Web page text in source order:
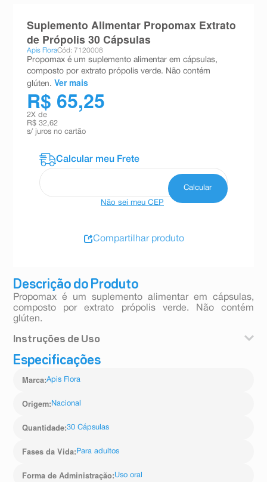
Descrição do Produto
Propomax é um suplemento alimentar em cápsulas,
composto por extrato própolis verde. Não contém
glúten.
Instruções de Uso
Ingerir 1 cápsula, duas vezes ao dia, ou conforme
1 cápsula de Propomax = 30 gotas de extrato de
Especificações
Marca:Apis Flora
Origem: Nacional
Quantidade:30 Cápsulas
Fases da Vida: Para adultos
Forma de Administração:Uso oral
Suplemento Alimentar Propomax Extrato
de Própolis 30 Cápsulas
Apis FloraCód: 7120008
Propomax é um suplemento alimentar em cápsulas,
composto por extrato própolis verde. Não contém
glúten. Ver mais
R$ 65,25
2X de
R$ 32,62
s/ juros no cartão
Não sei meu CEP
Compartilhar produto
absorvente
10ºshampoo